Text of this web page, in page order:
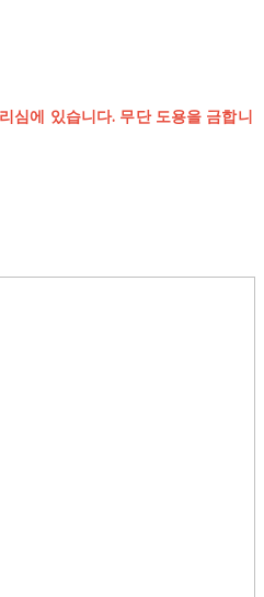
심에 있습니다. 무단 도용을 금합니